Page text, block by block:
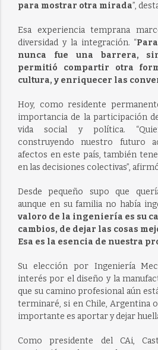
para mostrar otra mirada”,
Esa experiencia temprana
diversidad y la integración. “
nunca fue una barrera,
permitió compartir otra
cultura, y enriquecer las
Hoy, como residente
importancia de la participación
vida social y política.
construyendo nuestro futuro
afectos en este país, también
en las decisiones colectivas”,
Desde pequeño supo que
aunque en su familia no había
valoro de la ingeniería es su
cambios, de dejar las cosas
Esa es la esencia de nuestra
Su elección por Ingeniería
interés por el diseño y la
que su camino profesional aún
terminaré, si en Chile, Argentina
importante es aportar y dejar
Como presidente del CAi,